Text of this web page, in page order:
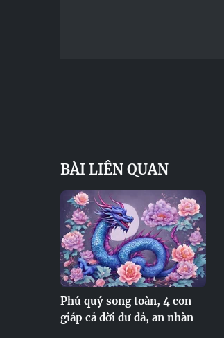
BÀI LIÊN QUAN
Phú quý song toàn, 4 con
giáp cả đời dư dả, an nhàn